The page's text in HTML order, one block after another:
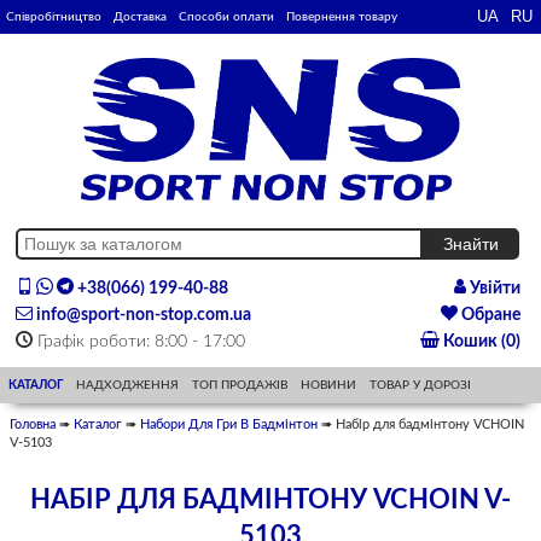
Співробітництво Доставка Способи оплати Повернення товару
+38(066) 199-40-88
info@sport-non-stop.com.ua
Графік роботи: 8:00 - 17:00
Увійти
Обране
Кошик (0)
КАТАЛОГ НАДХОДЖЕННЯ ТОП ПРОДАЖІВ НОВИНИ ТОВАР У ДОРОЗІ
Головна ➠ Каталог ➠ Набори Для Гри В Бадмінтон ➠ Набір для бадмінтону VCHOIN
V-5103
НАБІР ДЛЯ БАДМІНТОНУ VCHOIN V-